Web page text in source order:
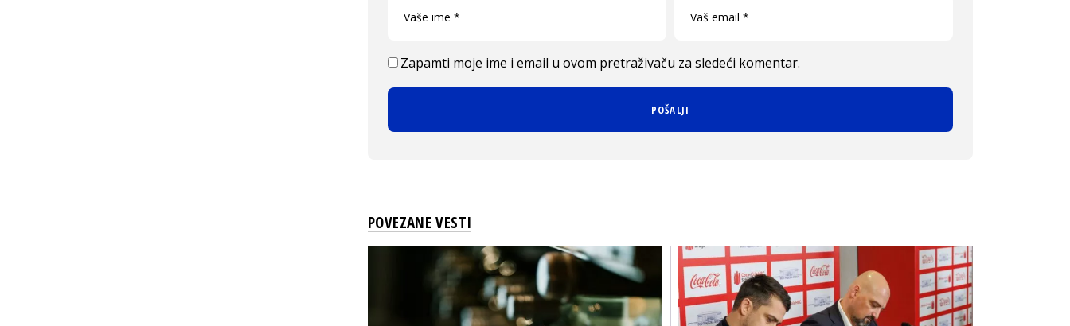
Zapamti moje ime i email u ovom pretraživaču za sledeći komentar.
POVEZANE VESTI